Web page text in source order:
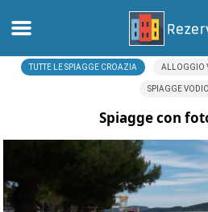
Casa
Appartamenti
Informazioni turistiche
Spiagge
TUTTE LE SPIAGGE CROAZIA ALLOGGIO
SPIAGGE
Spiagge con